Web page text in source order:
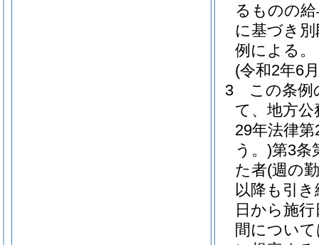
るものの
に基づき
例による。
(令和2年6
3
この条例
て、地方
29年法律第
う。)第3条
た者(週の
以降も引
日から施
間につい